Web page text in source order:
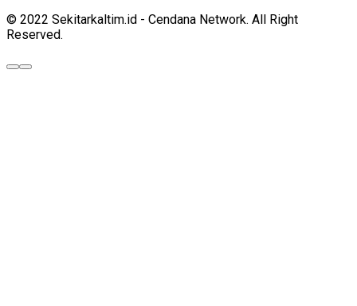
© 2022 Sekitarkaltim.id - Cendana Network. All Right
Reserved.